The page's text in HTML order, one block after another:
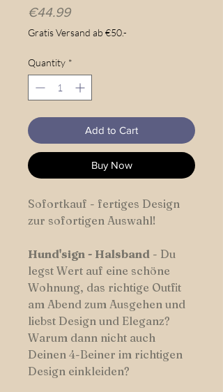
€44.99Price
Gratis Versand ab €50.-
Quantity *
Add to Cart
Buy Now
Sofortkauf - fertiges Design
zur sofortigen Auswahl!
Hund'sign - Halsband - Du
legst Wert auf eine schöne
Wohnung, das richtige Outfit
am Abend zum Ausgehen und
liebst Design und Eleganz?
Warum dann nicht auch
Deinen 4-Beiner im richtigen
Design einkleiden?